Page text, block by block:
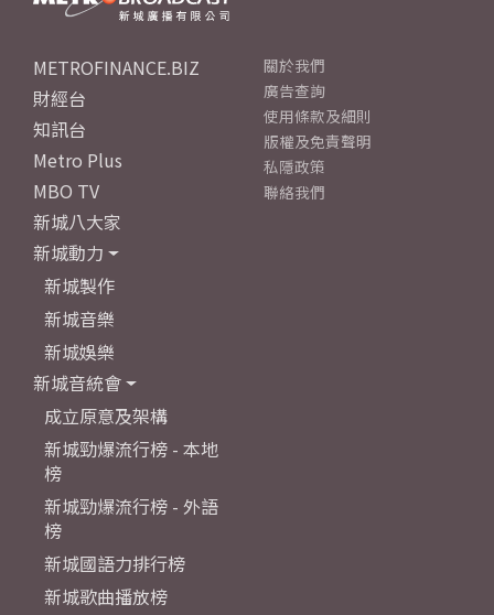
METROFINANCE.BIZ
財經台
知訊台
Metro Plus
MBO TV
新城八大家
新城動力
新城製作
新城音樂
新城娛樂
新城音統會
成立原意及架構
新城勁爆流行榜 - 本地
榜
新城勁爆流行榜 - 外語
榜
新城國語力排行榜
新城歌曲播放榜
關於我們
廣告查詢
使用條款及細則
版權及免責聲明
私隱政策
聯絡我們